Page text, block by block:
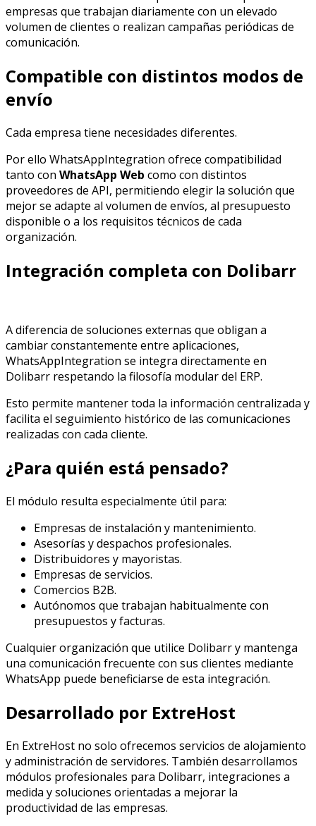
empresas que trabajan diariamente con un elevado
volumen de clientes o realizan campañas periódicas de
comunicación.
Compatible con distintos modos de
envío
Cada empresa tiene necesidades diferentes.
Por ello WhatsAppIntegration ofrece compatibilidad
tanto con WhatsApp Web como con distintos
proveedores de API, permitiendo elegir la solución que
mejor se adapte al volumen de envíos, al presupuesto
disponible o a los requisitos técnicos de cada
organización.
Integración completa con Dolibarr
A diferencia de soluciones externas que obligan a
cambiar constantemente entre aplicaciones,
WhatsAppIntegration se integra directamente en
Dolibarr respetando la filosofía modular del ERP.
Esto permite mantener toda la información centralizada y
facilita el seguimiento histórico de las comunicaciones
realizadas con cada cliente.
¿Para quién está pensado?
El módulo resulta especialmente útil para:
Empresas de instalación y mantenimiento.
Asesorías y despachos profesionales.
Distribuidores y mayoristas.
Empresas de servicios.
Comercios B2B.
Autónomos que trabajan habitualmente con
presupuestos y facturas.
Cualquier organización que utilice Dolibarr y mantenga
una comunicación frecuente con sus clientes mediante
WhatsApp puede beneficiarse de esta integración.
Desarrollado por ExtreHost
En ExtreHost no solo ofrecemos servicios de alojamiento
y administración de servidores. También desarrollamos
módulos profesionales para Dolibarr, integraciones a
medida y soluciones orientadas a mejorar la
productividad de las empresas.